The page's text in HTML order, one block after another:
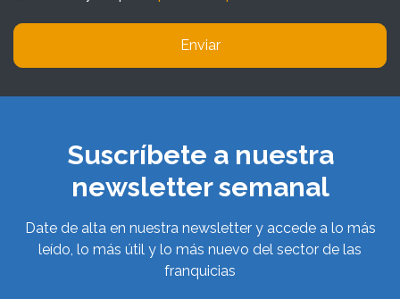
Enviar
Suscríbete a nuestra
newsletter semanal
Date de alta en nuestra newsletter y accede a lo más
leído, lo más útil y lo más nuevo del sector de las
franquicias